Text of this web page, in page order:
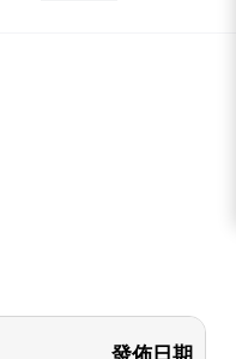
發佈日期